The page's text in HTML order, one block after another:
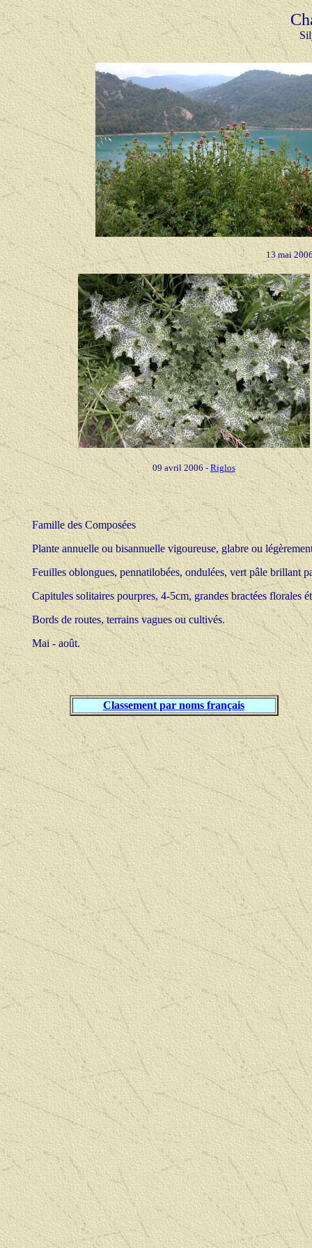
13 mai
09 avril 2006 -Riglos
Famille des Composées
Plante annuelle ou bisannuelle vigoureuse, glabre ou
Feuilles oblongues, pennatilobées, ondulées, vert pâle brillant
Capitules solitaires pourpres, 4-5cm, grandes bractées florales
Bords de routes, terrains vagues ou cultivés.
Mai - août.
Classement par noms français